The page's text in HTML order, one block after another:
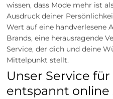
wissen, dass Mode mehr ist
Ausdruck deiner
Wert auf eine handverlesene
Brands, eine herausragende
Service, der dich und deine
Mittelpunkt stellt.
Unser Service für
entspannt online